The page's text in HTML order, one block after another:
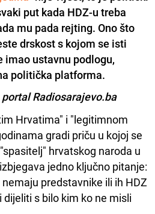
put kada HDZ-u treba
mu pada rejting. Ono što
drskost s kojom se isti
imao ustavnu podlogu,
politička platforma.
portal Radiosarajevo.ba
Hrvatima" i "legitimnom
gradi priču u kojoj se
hrvatskog naroda u
jedno ključno pitanje:
predstavnike ili ih HDZ
s bilo kim ko ne misli